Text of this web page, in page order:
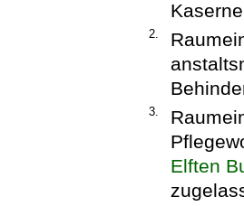
2.
3.
Elften